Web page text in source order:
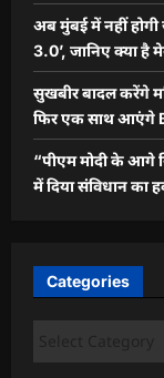
अब मुंबई में नहीं
3.0’, जानिए क्या है
सुखबीर बादल करेंगे
फिर एक साथ आएंगे
“पीएम मोदी के आगे
में दिया संविधान का
Categories